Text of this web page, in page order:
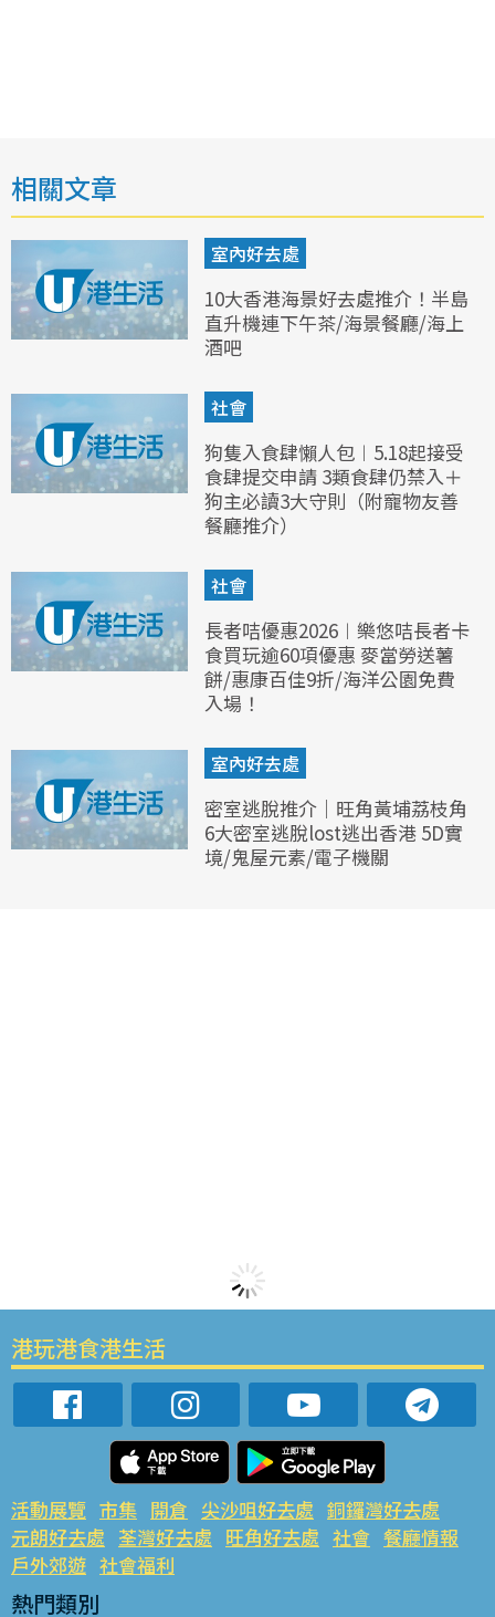
相關文章
室內好去處
10大香港海景好去處推介！半島
直升機連下午茶/海景餐廳/海上
酒吧
社會
狗隻入食肆懶人包︱5.18起接受
食肆提交申請 3類食肆仍禁入＋
狗主必讀3大守則（附寵物友善
餐廳推介）
社會
長者咭優惠2026︱樂悠咭長者卡
食買玩逾60項優惠 麥當勞送薯
餅/惠康百佳9折/海洋公園免費
入場！
室內好去處
密室逃脫推介｜旺角黃埔荔枝角
6大密室逃脫lost逃出香港 5D實
境/鬼屋元素/電子機關
港玩港食港生活
活動展覽 市集 開倉 尖沙咀好去處 銅鑼灣好去處
元朗好去處 荃灣好去處 旺角好去處 社會 餐廳情報
戶外郊遊 社會福利
熱門類別